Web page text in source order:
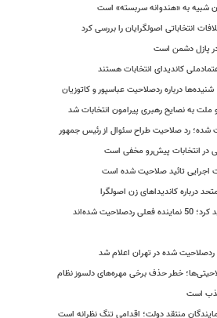
شبیه به «هندوانه سربسته» است
انتخاباتی اصولگرایان را بررسی کرد
پازل دشمن است
درباره ردصلاحیت عباسپور و کاتوزیان
به نصایح رهبری پیرامون انتخابات شد
در انتخابات پیش‌رو مخفی است
تائید صلاحیت شده است
درباره کاندیداهای زن اصولگرا
شده‌اند
ردصلاحیت شده در تهران اعلام شد
خطر حذف برخی مهره‌های دلسوز نظام
است
منتقد دولت؛ اقدامی تنگ نظرانه است